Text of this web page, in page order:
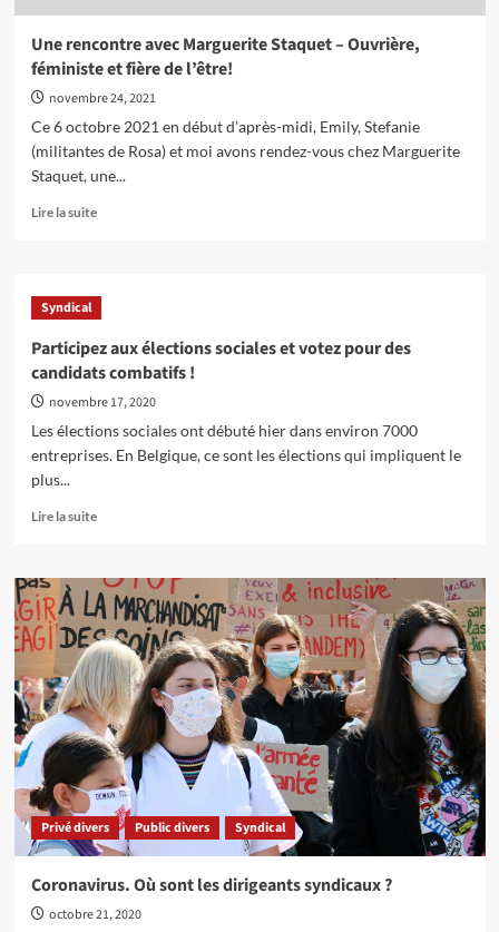
Une rencontre avec Marguerite Staquet – Ouvrière,
féministe et fière de l’être!
novembre 24, 2021
Ce 6 octobre 2021 en début d’après-midi, Emily, Stefanie
(militantes de Rosa) et moi avons rendez-vous chez Marguerite
Staquet, une...
Lire la suiteEn
Une
Marguerite
Staquet
–
féministe
et
l’être!
Syndical
Participez aux élections sociales et votez pour des
candidats combatifs !
novembre 17, 2020
Les élections sociales ont débuté hier dans environ 7000
entreprises. En Belgique, ce sont les élections qui impliquent le
plus...
Lire la suiteEn
sur
Participez
aux
élections
sociales
et
votez
pour
des
candidats
combatifs
Privé divers Public divers Syndical
Coronavirus. Où sont les dirigeants syndicaux ?
octobre 21, 2020